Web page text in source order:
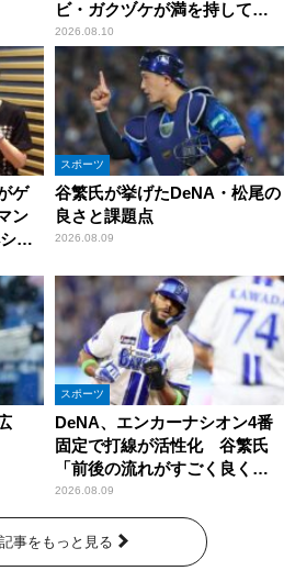
ビ・ガクヅケが満を持して
『オールナイトニッポン
0(ZERO)』に登場！
2026.08.10
ゲ
ン
ャ
スポーツ
谷繁氏が挙げたDeNA・松尾の
良さと課題点
2026.08.09
スポーツ
DeNA、エンカーナシオン4番
固定で打線が活性化 谷繁氏
「前後の流れがすごく良くな
りましたね」
2026.08.09
事をもっと見る